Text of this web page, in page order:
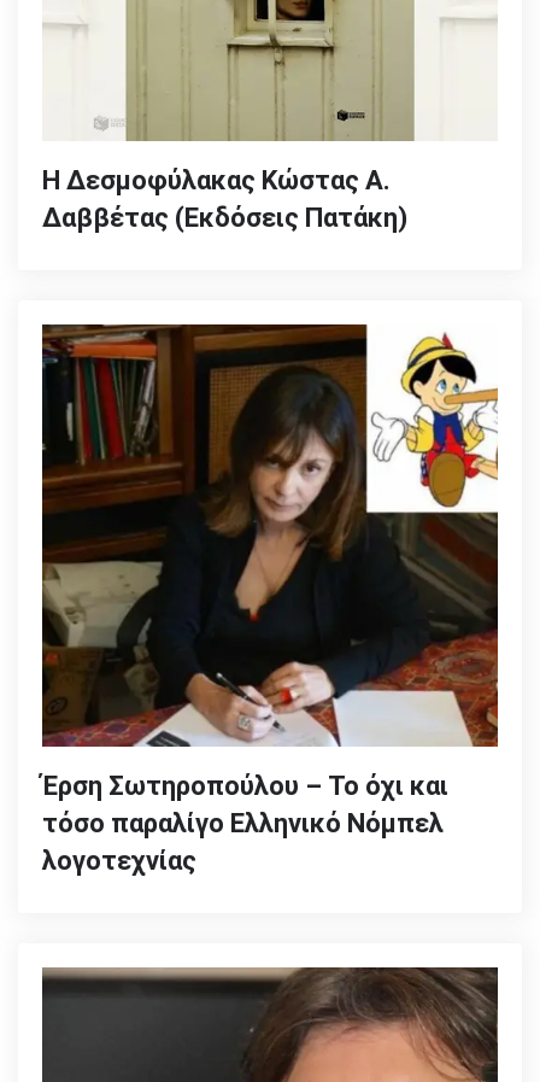
Η Δεσμοφύλακας Κώστας Α.
Δαββέτας (Εκδόσεις Πατάκη)
Έρση Σωτηροπούλου – Το όχι και
τόσο παραλίγο Ελληνικό Νόμπελ
λογοτεχνίας